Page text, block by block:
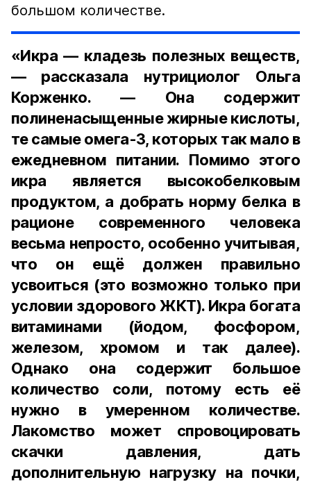
большом количестве.
«Икра — кладезь полезных веществ,
— рассказала нутрициолог Ольга
Корженко. — Она содержит
полиненасыщенные жирные кислоты,
те самые омега-3, которых так мало в
ежедневном питании. Помимо этого
икра является высокобелковым
продуктом, а добрать норму белка в
рационе современного человека
весьма непросто, особенно учитывая,
что он ещё должен правильно
усвоиться (это возможно только при
условии здорового ЖКТ). Икра богата
витаминами (йодом, фосфором,
железом, хромом и так далее).
Однако она содержит большое
количество соли, потому есть её
нужно в умеренном количестве.
Лакомство может спровоцировать
скачки давления, дать
дополнительную нагрузку на почки,